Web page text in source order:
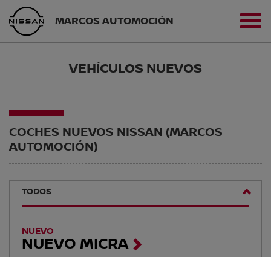
MARCOS AUTOMOCIÓN
VEHÍCULOS NUEVOS
COCHES NUEVOS NISSAN (MARCOS
AUTOMOCIÓN)
TODOS
NUEVO
NUEVO MICRA